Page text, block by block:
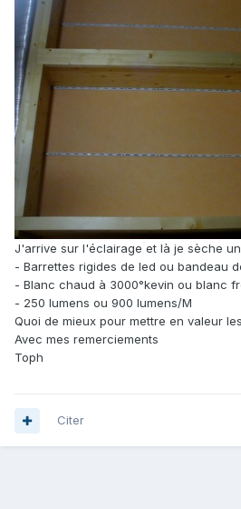
J'arrive sur l'éclairage et là je sèche
- Barrettes rigides de led ou bandeau
- Blanc chaud à 3000°kevin ou blanc
- 250 lumens ou 900 lumens/M
Quoi de mieux pour mettre en valeur
Avec mes remerciements
Toph
Citer